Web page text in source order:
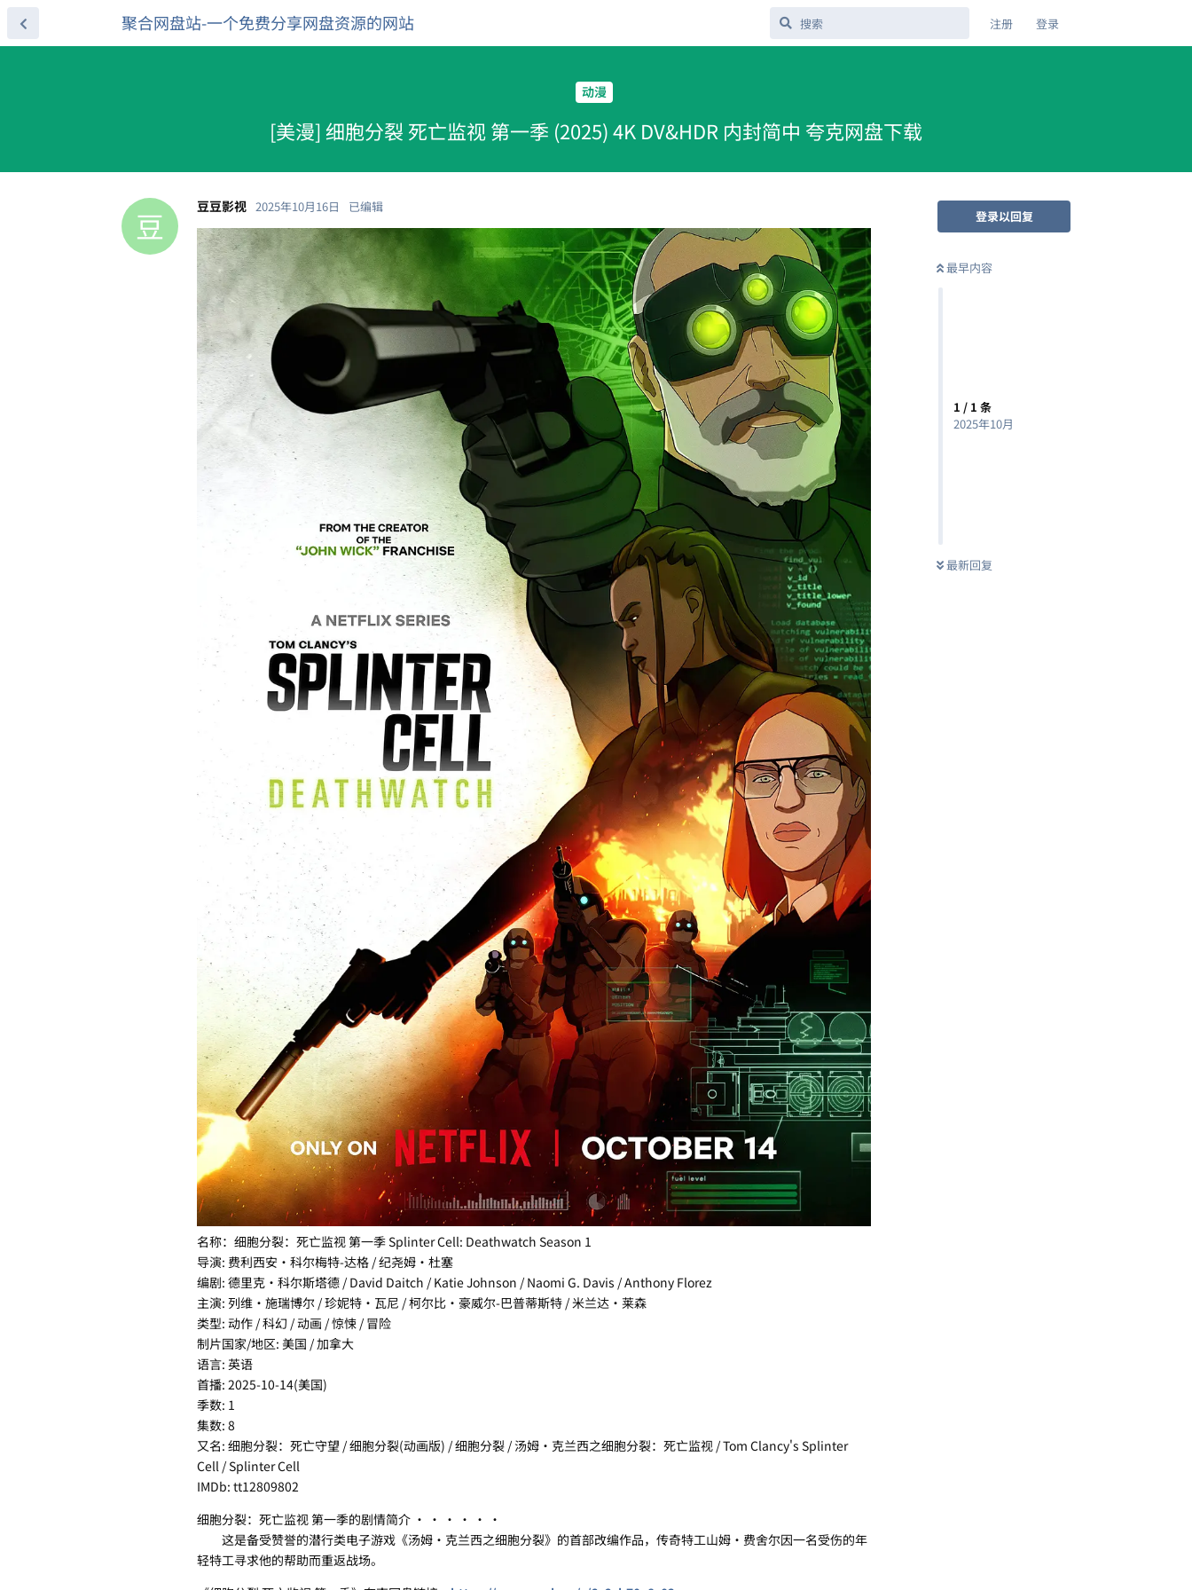
聚合网盘站-一个免费分享网盘资源的网站 注册 登录
动漫
[美漫] 细胞分裂 死亡监视 第一季 (2025) 4K DV&HDR 内封简中 夸克网盘下载
登录以回复
最早内容
1 / 1 条
2025年10月
最新回复
豆 豆豆影视 2025年10月16日 已编辑
名称：细胞分裂：死亡监视 第一季 Splinter Cell: Deathwatch Season 1
导演: 费利西安·科尔梅特-达格 / 纪尧姆·杜塞
编剧: 德里克·科尔斯塔德 / David Daitch / Katie Johnson / Naomi G. Davis / Anthony Florez
主演: 列维·施瑞博尔 / 珍妮特·瓦尼 / 柯尔比·豪威尔-巴普蒂斯特 / 米兰达·莱森
类型: 动作 / 科幻 / 动画 / 惊悚 / 冒险
制片国家/地区: 美国 / 加拿大
语言: 英语
首播: 2025-10-14(美国)
季数: 1
集数: 8
又名: 细胞分裂：死亡守望 / 细胞分裂(动画版) / 细胞分裂 / 汤姆·克兰西之细胞分裂：死亡监视 / Tom Clancy's Splinter
Cell / Splinter Cell
IMDb: tt12809802
细胞分裂：死亡监视 第一季的剧情简介 · · · · · ·
这是备受赞誉的潜行类电子游戏《汤姆·克兰西之细胞分裂》的首部改编作品，传奇特工山姆·费舍尔因一名受伤的年
轻特工寻求他的帮助而重返战场。